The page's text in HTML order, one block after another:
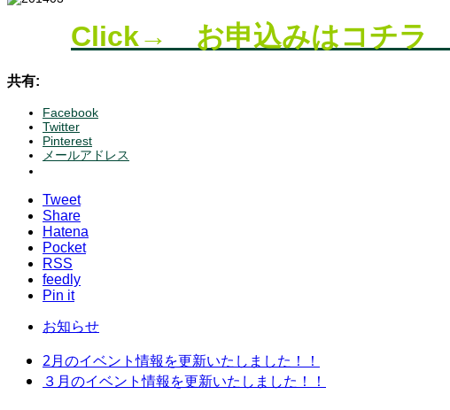
Click→ お申込みはコチ
共有:
Facebook
Twitter
Pinterest
メールアドレス
Tweet
Share
Hatena
Pocket
RSS
feedly
Pin it
お知らせ
2月のイベント情報を更新いたしました！！
３月のイベント情報を更新いたしました！！